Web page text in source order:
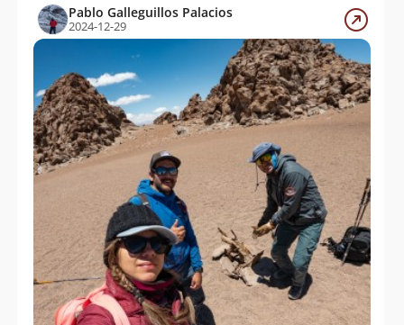
Pablo Galleguillos Palacios
2024-12-29